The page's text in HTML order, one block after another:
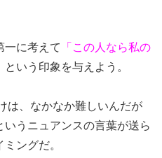
一に考えて
「この人なら私の
という印象を与えよう。
は、なかなか難しいんだが
いうニュアンスの言葉が送ら
ングだ。